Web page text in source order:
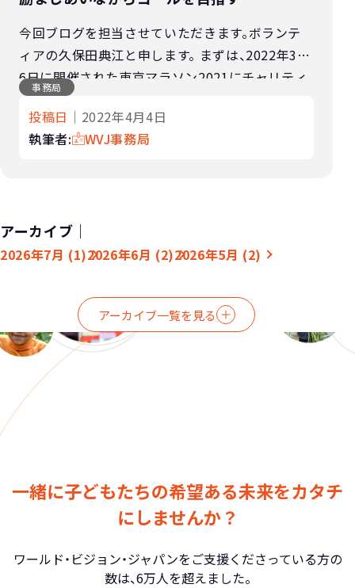
今回ブログを担当させていただきます。ボランテ
ィアの久保田典江と申します。 まずは、2022年3月
6日に開催された東京マラソン2021にチャリティ
ランナーとして参加する機会を与えていただいた
皆さまにお礼申し上げます。簡単で […]
事務局
投稿日 ｜2022年4月4日
執筆者:
WVJ事務局
アーカイブ｜
2026年7月 (1)2026年6月 (2)2026年5月 (2)
アーカイブ一覧を見る
一緒に子どもたちの希望ある未来をカタチ
にしませんか？
ワールド・ビジョン・ジャパンをご支援くださっている方の
数は、6万人を超えました。